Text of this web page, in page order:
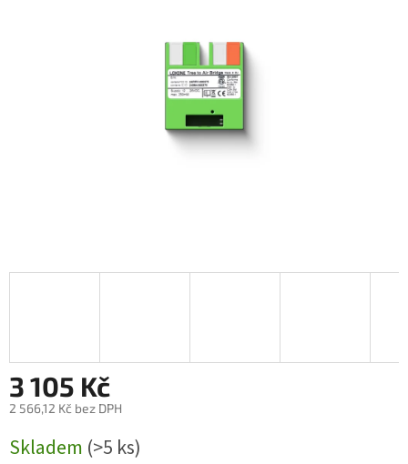
3 105 Kč
2 566,12 Kč bez DPH
cena:
Skladem (>5 ks)